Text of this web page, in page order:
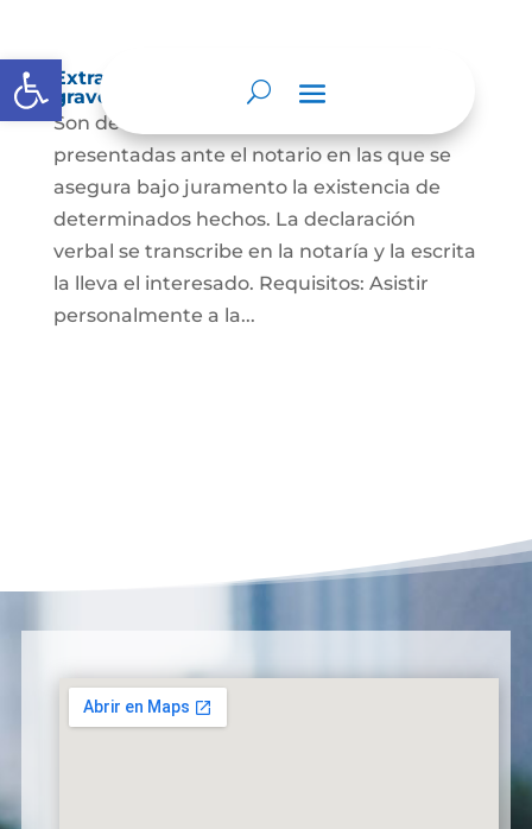
Abrir barra de herramientas
Extra-proceso o declaración bajo la
gravedad de juramento
Son declaraciones verbales o escritas
presentadas ante el notario en las que se
asegura bajo juramento la existencia de
determinados hechos. La declaración
verbal se transcribe en la notaría y la escrita
la lleva el interesado. Requisitos: Asistir
personalmente a la...